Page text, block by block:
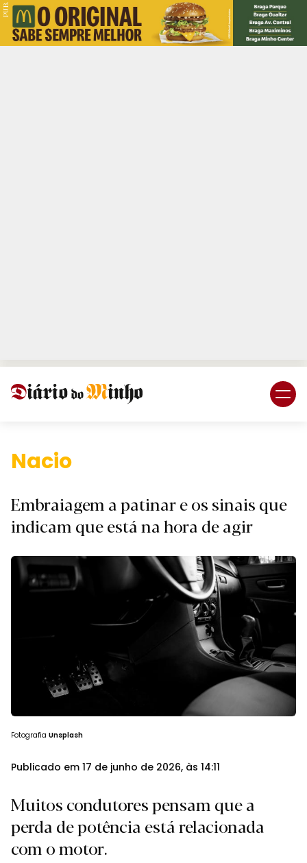
PUB.
Nacional.
Embraiagem a patinar e os sinais que
indicam que está na hora de agir
Fotografia Unsplash
Publicado em 17 de junho de 2026, às 14:11
Muitos condutores pensam que a
perda de potência está relacionada
com o motor.